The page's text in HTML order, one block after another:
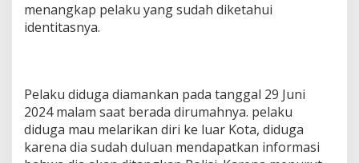
menangkap pelaku yang sudah diketahui
identitasnya.
Pelaku diduga diamankan pada tanggal 29 Juni
2024 malam saat berada dirumahnya. pelaku
diduga mau melarikan diri ke luar Kota, diduga
karena dia sudah duluan mendapatkan informasi